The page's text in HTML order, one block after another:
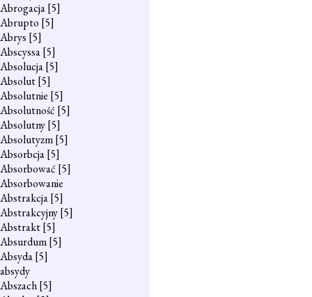
Abrogacja[5]
Abrupto [5]
Abrys [5]
Abscyssa[5]
Absolucja[5]
Absolut[5]
Absolutnie [5]
Absolutność [5]
Absolutny[5]
Absolutyzm[5]
Absorbcja[5]
Absorbować [5]
Absorbowanie
Abstrakcja[5]
Abstrakcyjny[5]
Abstrakt[5]
Absurdum[5]
Absyda[5]
absydy
Abszach[5]